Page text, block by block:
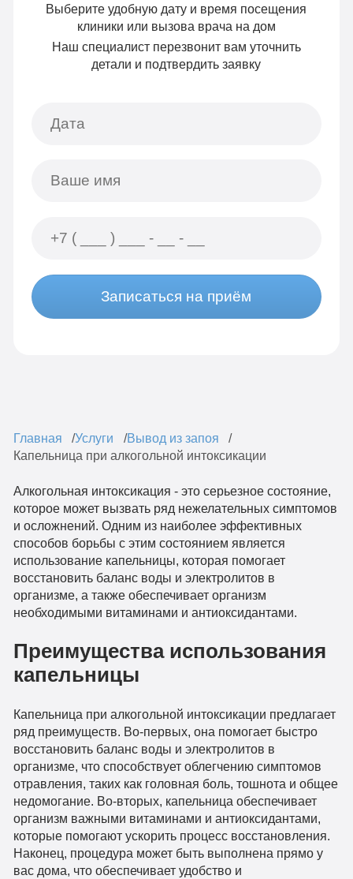
Выберите удобную дату и время посещения
клиники или вызова врача на дом
Наш специалист перезвонит вам уточнить
детали и подтвердить заявку
Записаться на приём
Главная Услуги
Вывод из запоя
Капельница при алкогольной интоксикации
Алкогольная интоксикация - это серьезное состояние,
которое может вызвать ряд нежелательных симптомов
и осложнений. Одним из наиболее эффективных
способов борьбы с этим состоянием является
использование капельницы, которая помогает
восстановить баланс воды и электролитов в
организме, а также обеспечивает организм
необходимыми витаминами и антиоксидантами.
Преимущества использования
капельницы
Капельница при алкогольной интоксикации предлагает
ряд преимуществ. Во-первых, она помогает быстро
восстановить баланс воды и электролитов в
организме, что способствует облегчению симптомов
отравления, таких как головная боль, тошнота и общее
недомогание. Во-вторых, капельница обеспечивает
организм важными витаминами и антиоксидантами,
которые помогают ускорить процесс восстановления.
Наконец, процедура может быть выполнена прямо у
вас дома, что обеспечивает удобство и